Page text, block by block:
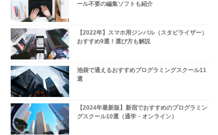
ール不要の編集ソフトも紹介
【2022年】スマホ用ジンバル（スタビライザー）
おすすめ9選！選び方も解説
池袋で通えるおすすめプログラミングスクール11
選
【2024年最新版】新宿でおすすめのプログラミン
グスクール10選（通学・オンライン）